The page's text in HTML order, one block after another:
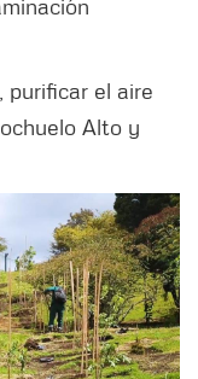
purificar el aire
Alto y